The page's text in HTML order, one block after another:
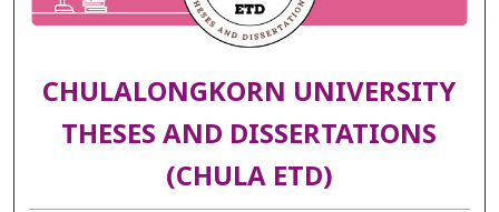
CHULALONGKORN UNIVERSITY
THESES AND DISSERTATIONS
(CHULA ETD)